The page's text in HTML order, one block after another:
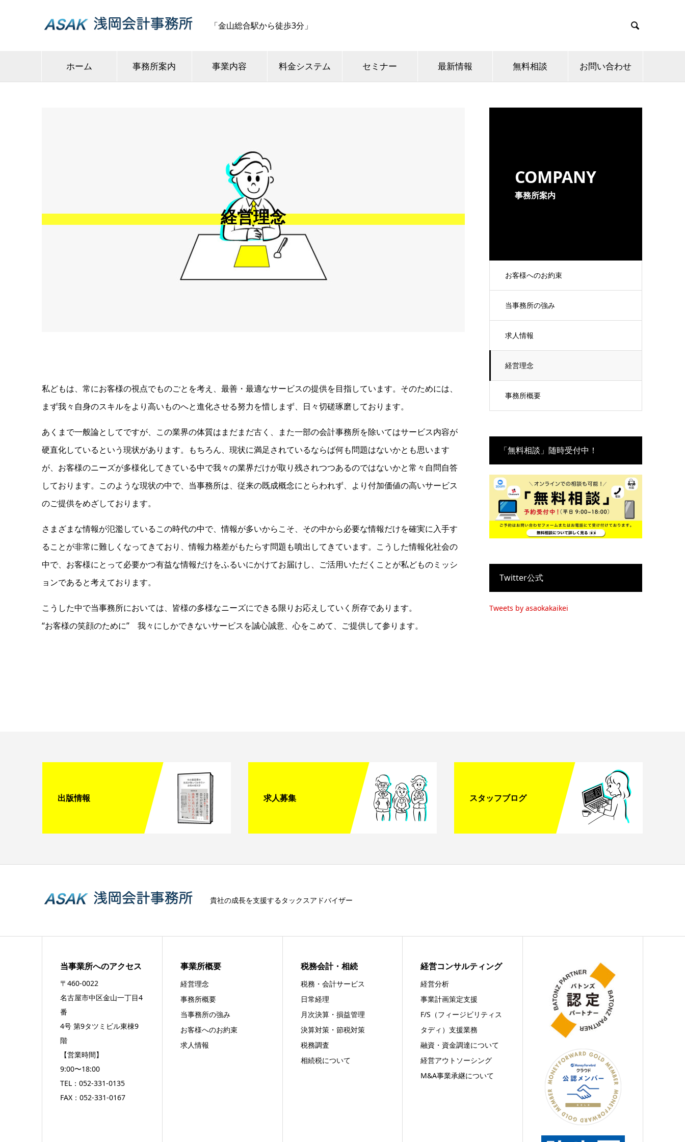
「金山総合駅から徒歩3分」 
ホーム 事務所案内 事業内容 料金システム セミナー 最新情報 無料相談 お問い合わせ
COMPANY
事務所案内
お客様へのお約束
当事務所の強み
求人情報
経営理念
事務所概要
経営理念
私どもは、常にお客様の視点でものごとを考え、最善・最適なサービスの提供を目指しています。そのためには、
まず我々自身のスキルをより高いものへと進化させる努力を惜しまず、日々切磋琢磨しております。
あくまで一般論としてですが、この業界の体質はまだまだ古く、また一部の会計事務所を除いてはサービス内容が
硬直化しているという現状があります。もちろん、現状に満足されているならば何も問題はないかとも思います
が、お客様のニーズが多様化してきている中で我々の業界だけが取り残されつつあるのではないかと常々自問自答
しております。このような現状の中で、当事務所は、従来の既成概念にとらわれず、より付加価値の高いサービス
のご提供をめざしております。
さまざまな情報が氾濫しているこの時代の中で、情報が多いからこそ、その中から必要な情報だけを確実に入手す
ることが非常に難しくなってきており、情報力格差がもたらす問題も噴出してきています。こうした情報化社会の
中で、お客様にとって必要かつ有益な情報だけをふるいにかけてお届けし、ご活用いただくことが私どものミッシ
ョンであると考えております。
こうした中で当事務所においては、皆様の多様なニーズにできる限りお応えしていく所存であります。
“お客様の笑顔のために” 我々にしかできないサービスを誠心誠意、心をこめて、ご提供して参ります。
「無料相談」随時受付中！
Twitter公式
Tweets by asaokakaikei
出版情報 求人募集 スタッフブログ
貴社の成長を支援するタックスアドバイザー
当事業所へのアクセス
〒460-0022
名古屋市中区金山一丁目4
番
4号 第9タツミビル東棟9
階
【営業時間】
9:00〜18:00
TEL： 052-331-0135
FAX：052-331-0167
事業所概要
経営理念
事務所概要
当事務所の強み
お客様へのお約束
求人情報
税務会計・相続
税務・会計サービス
日常経理
月次決算・損益管理
決算対策・節税対策
税務調査
相続税について
経営コンサルティング
経営分析
事業計画策定支援
F/S（フィージビリティス
タディ）支援業務
融資・資金調達について
経営アウトソーシング
M&A事業承継について